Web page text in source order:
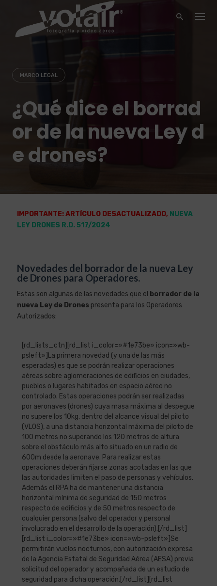
content
MARCO LEGAL
¿Qué dice el borrad
or de la nueva Ley d
e drones?
IMPORTANTE: ARTÍCULO DESACTUALIZADO, NUEVA
LEY DRONES R.D. 517/2024
Novedades del borrador de la nueva Ley
de Drones para Operadores.
Estas son algunas de las novedades que el borrador de la
nueva Ley de Drones presenta para los Operadores
Autorizados:
[rd_lists_ctn][rd_list i_color=»#1e73be» icon=»wb-
psleft»]La primera novedad (y una de las más
esperadas) es que se podrán realizar operaciones
aéreas sobre aglomeraciones de edificios en ciudades,
pueblos o lugares habitados en espacio aéreo no
controlado. Estas operaciones podrán ser realizadas
por aeronaves (drones) cuya masa máxima al despegue
no supere los 10kg, dentro del alcance visual del piloto
(VLOS), a una distancia horizontal máxima del piloto de
100 metros no superando los 120 metros de altura
sobre el obstáculo más alto situado en un radio de
600m desde la aeronave. Para realizar estas
operaciones deberán fijarse zonas acotadas en las que
las autoridades limiten el paso de personas y vehículos.
Además el RPA ha de mantener una distancia
horizontal mínima de seguridad de 150 metros
respecto de edificios y de 50 metros respecto de
cualquier persona (salvo del operador y personal
involucrado en el desarrollo de la operación).[/rd_list]
[rd_list i_color=»#1e73be» icon=»wb-psleft»]Se
permitirán vuelos nocturnos, con autorización expresa
de la Agencia Estatal de Seguridad Aérea (AESA) previa
solicitud del operador y acompañada de un estudio de
seguridad para dicha operación.[/rd_list][rd_list